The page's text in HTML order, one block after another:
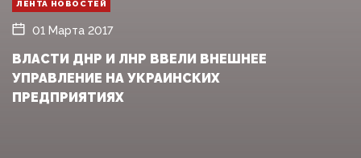
ЛЕНТА НОВОСТЕЙ
01 Марта 2017
ВЛАСТИ ДНР И ЛНР ВВЕЛИ ВНЕШНЕЕ
УПРАВЛЕНИЕ НА УКРАИНСКИХ
ПРЕДПРИЯТИЯХ